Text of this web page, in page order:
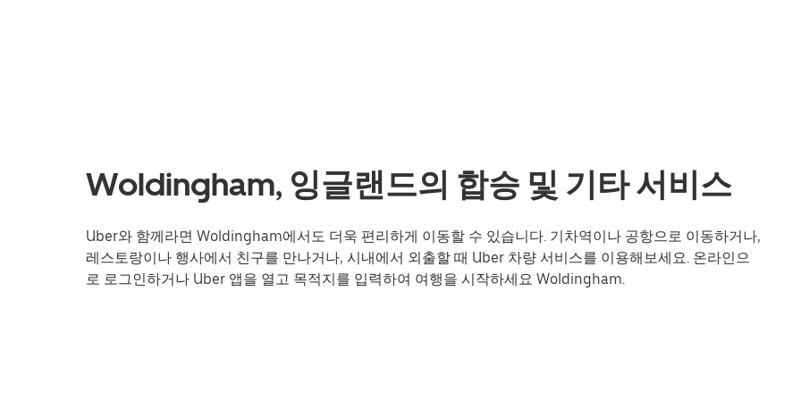
Woldingham, 잉글랜드의 합승 및 기타 서비스
Uber와 함께라면 Woldingham에서도 더욱 편리하게 이동할 수 있습니다. 기차역이나 공항으로 이동하거나,
레스토랑이나 행사에서 친구를 만나거나, 시내에서 외출할 때 Uber 차량 서비스를 이용해보세요. 온라인으
로 로그인하거나 Uber 앱을 열고 목적지를 입력하여 여행을 시작하세요 Woldingham.